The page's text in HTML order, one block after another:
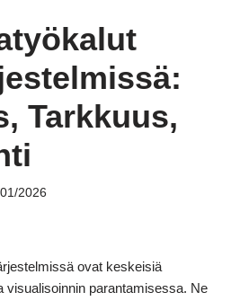
Tarkkuus,
2026
ovat keskeisiä
visualisoinnin parantamisessa. Ne